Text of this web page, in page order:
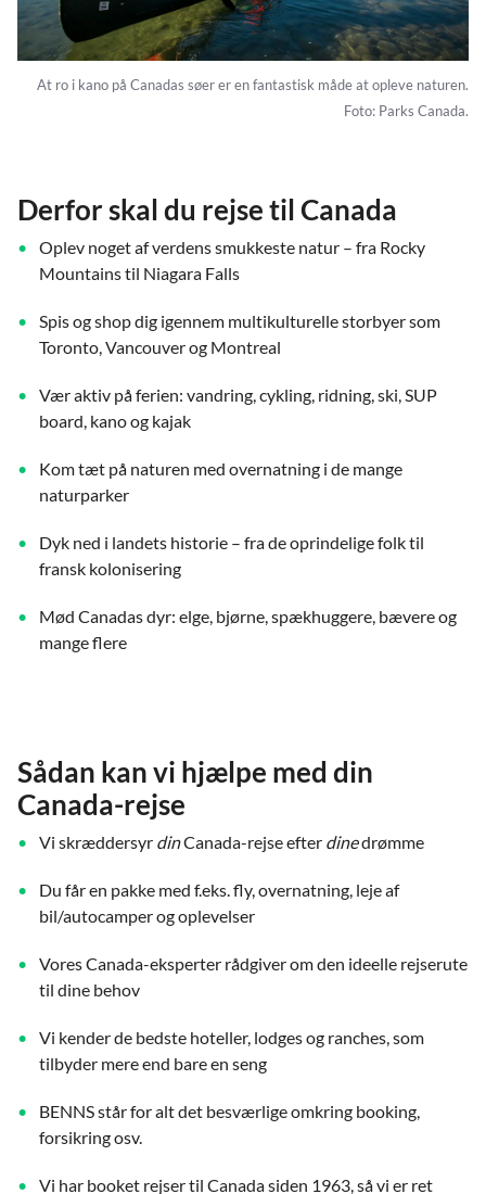
At ro i kano på Canadas søer er en fantastisk måde at opleve naturen.
Foto: Parks Canada.
Derfor skal du rejse til Canada
Oplev noget af verdens smukkeste natur – fra Rocky
Mountains til Niagara Falls
Spis og shop dig igennem multikulturelle storbyer som
Toronto, Vancouver og Montreal
Vær aktiv på ferien: vandring, cykling, ridning, ski, SUP
board, kano og kajak
Kom tæt på naturen med overnatning i de mange
naturparker
Dyk ned i landets historie – fra de oprindelige folk til
fransk kolonisering
Mød Canadas dyr: elge, bjørne, spækhuggere, bævere og
mange flere
Sådan kan vi hjælpe med din
Canada-rejse
Vi skræddersyr dinCanada-rejse efter dinedrømme
Du får en pakke med f.eks. fly, overnatning, leje af
bil/autocamper og oplevelser
Vores Canada-eksperter rådgiver om den ideelle rejserute
til dine behov
Vi kender de bedste hoteller, lodges og ranches, som
tilbyder mere end bare en seng
BENNS står for alt det besværlige omkring booking,
forsikring osv.
Vi har booket rejser til Canada siden 1963, så vi er ret